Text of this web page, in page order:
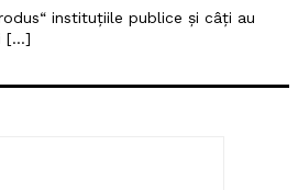
instituţiile publice şi câţi au
[…]